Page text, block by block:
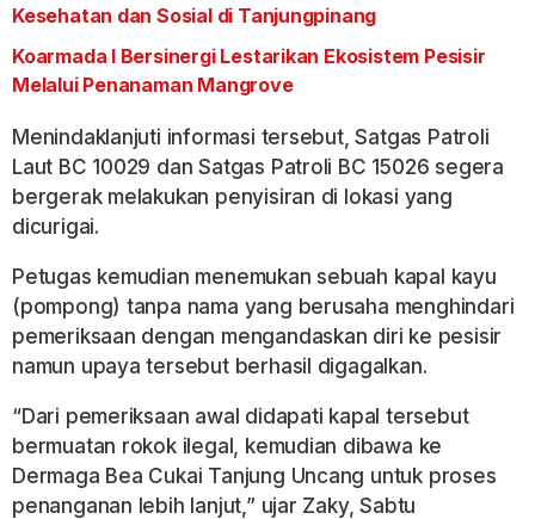
Kesehatan dan Sosial di Tanjungpinang
Koarmada I Bersinergi Lestarikan Ekosistem Pesisir
Melalui Penanaman Mangrove
Menindaklanjuti informasi tersebut, Satgas Patroli
Laut BC 10029 dan Satgas Patroli BC 15026 segera
bergerak melakukan penyisiran di lokasi yang
dicurigai.
Petugas kemudian menemukan sebuah kapal kayu
(pompong) tanpa nama yang berusaha menghindari
pemeriksaan dengan mengandaskan diri ke pesisir
namun upaya tersebut berhasil digagalkan.
“Dari pemeriksaan awal didapati kapal tersebut
bermuatan rokok ilegal, kemudian dibawa ke
Dermaga Bea Cukai Tanjung Uncang untuk proses
penanganan lebih lanjut,” ujar Zaky, Sabtu